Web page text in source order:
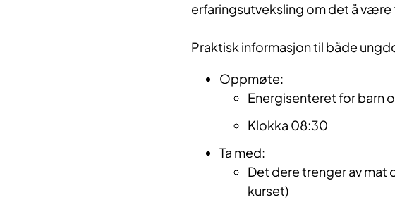
erfaringsutveksling om det å
Praktisk informasjon til både
Oppmøte:
Energisenteret for barn
Klokka 08:30
Ta med:
Det dere trenger av mat
kurset)